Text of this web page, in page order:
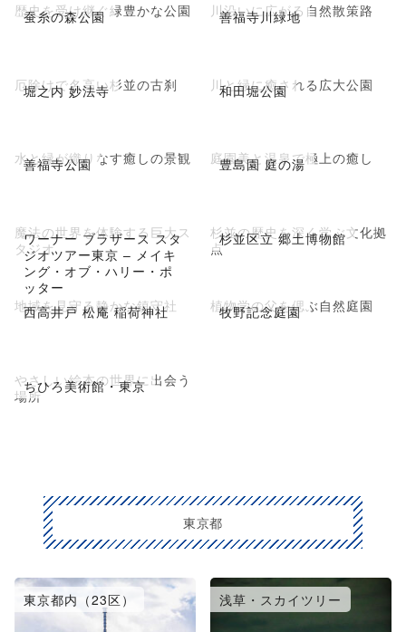
蚕糸の森公園
歴史を受け継ぐ緑豊かな公園 善福寺川緑地
川沿いに広がる自然散策路
堀之内 妙法寺
厄除けで名高い杉並の古刹 和田堀公園
川と緑に癒される広大公園
善福寺公園
水と緑が織りなす癒しの景観 豊島園 庭の湯
庭園美と温泉で極上の癒し
ワーナー ブラザース スタ
ジオツアー東京 – メイキ
ング・オブ・ハリー・ポ
ッター
魔法の世界を体験する巨大ス
タジオ
杉並区立 郷土博物館
杉並の歴史を深く学ぶ文化拠
点
西高井戸 松庵 稲荷神社
地域を見守る静かな鎮守社 牧野記念庭園
植物学の父を偲ぶ自然庭園
ちひろ美術館・東京
やさしい絵本の世界に出会う
場所
東京都
東京都内（23区） 浅草・スカイツリー